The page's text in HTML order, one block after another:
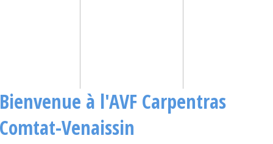
à l'AVF Carpentras
Venaissin